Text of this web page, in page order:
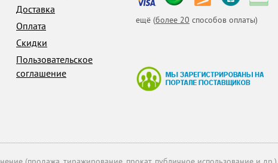
Доставка
Оплата
Скидки
Пользовательское
соглашение
ещё (более 20 способов оплаты)